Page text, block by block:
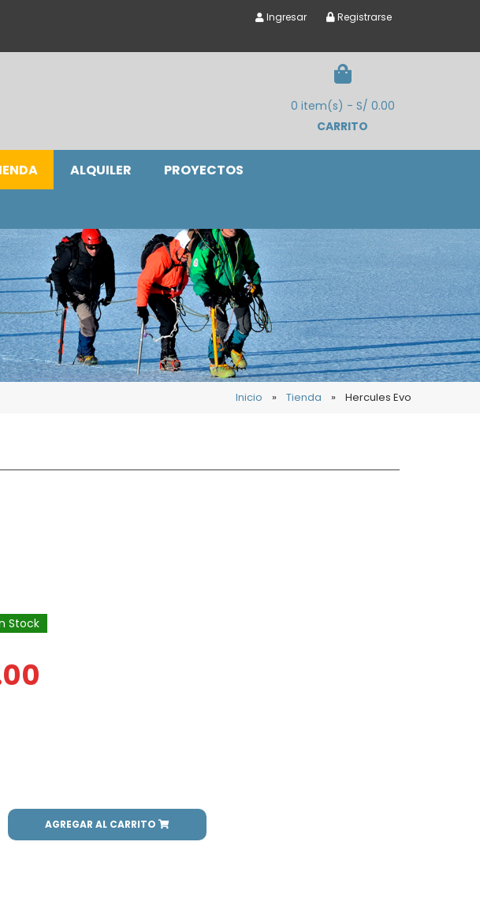
Ingresar Registrarse
0 item(s) - S/ 0.00
CARRITO
ALQUILER PROYECTOS
Inicio » Tienda » Hercules Evo
Stock
AGREGAR AL CARRITO